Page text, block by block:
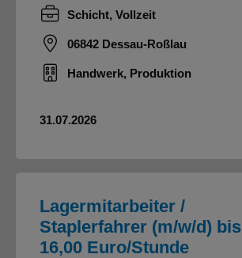
Schicht, Vollzeit
06842 Dessau-Roßlau
Handwerk, Produktion
31.07.2026
Lagermitarbeiter /
Staplerfahrer (m/w/d) bis
16,00 Euro/Stunde